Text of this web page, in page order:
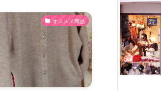
オススメ商品